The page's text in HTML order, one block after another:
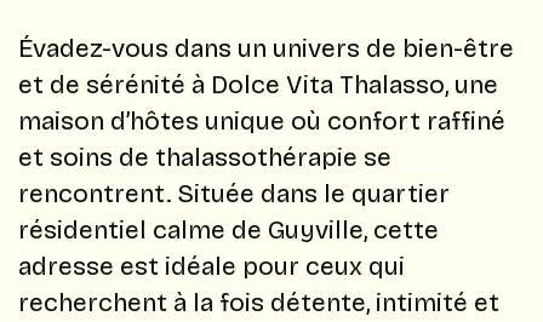
Évadez-vous dans un univers de bien-être
et de sérénité à Dolce Vita Thalasso, une
maison d’hôtes unique où confort raffiné
et soins de thalassothérapie se
rencontrent. Située dans le quartier
résidentiel calme de Guyville, cette
adresse est idéale pour ceux qui
recherchent à la fois détente, intimité et